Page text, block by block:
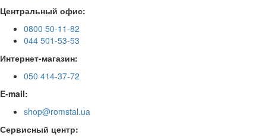
Центральный офис:
0800 50-11-82
044 501-53-53
Интернет-магазин:
050 414-37-72
E-mail:
shop@romstal.ua
Сервисный центр: